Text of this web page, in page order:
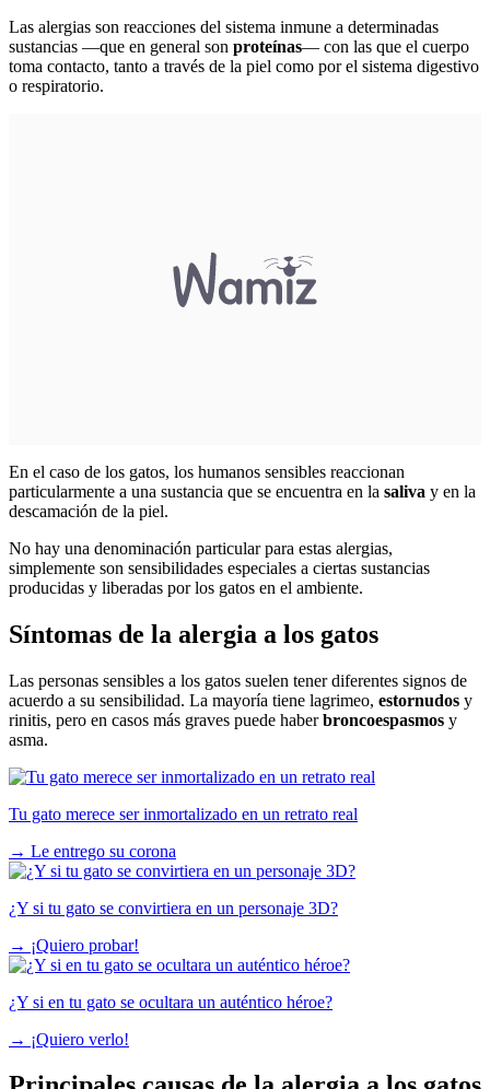
Las alergias son reacciones del sistema inmune a determinadas
sustancias —que en general son proteínas— con las que el cuerpo
toma contacto, tanto a través de la piel como por el sistema digestivo
o respiratorio.
En el caso de los gatos, los humanos sensibles reaccionan
particularmente a una sustancia que se encuentra en la saliva y en la
descamación de la piel.
No hay una denominación particular para estas alergias,
simplemente son sensibilidades especiales a ciertas sustancias
producidas y liberadas por los gatos en el ambiente.
Síntomas de la alergia a los gatos
Las personas sensibles a los gatos suelen tener diferentes signos de
acuerdo a su sensibilidad. La mayoría tiene lagrimeo, estornudos y
rinitis, pero en casos más graves puede haberbroncoespasmos y
asma.
Tu gato merece ser inmortalizado en un retrato real
→ Le entrego su corona
¿Y si tu gato se convirtiera en un personaje 3D?
→ ¡Quiero probar!
¿Y si en tu gato se ocultara un auténtico héroe?
→ ¡Quiero verlo!